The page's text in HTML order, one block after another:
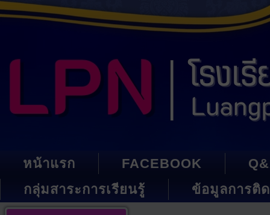
หน้าแรก FACEBOOK
กลุ่มสาระการเรียนรู้
ข้อมูลการติ